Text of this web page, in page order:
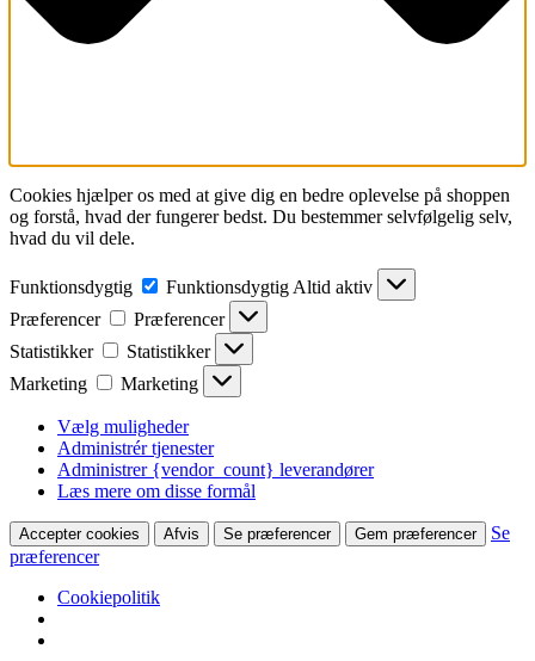
Cookies hjælper os med at give dig en bedre oplevelse på shoppen
og forstå, hvad der fungerer bedst. Du bestemmer selvfølgelig selv,
hvad du vil dele.
Funktionsdygtig Funktionsdygtig Altid aktiv
Præferencer
Præferencer
Statistikker
Statistikker
Marketing
Marketing
Vælg muligheder
Administrér tjenester
Administrer {vendor_count} leverandører
Læs mere om disse formål
Accepter cookies Afvis Se præferencer Gem præferencer
Se
præferencer
Cookiepolitik